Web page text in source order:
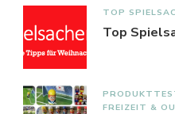
TOP
Top
FREIZEIT &